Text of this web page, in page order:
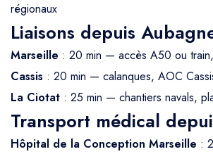
régionaux
Liaisons depuis
Marseille : 20 min — accès A50 ou
Cassis : 20 min — calanques, AOC
La Ciotat : 25 min — chantiers navals,
Transport médical
Hôpital de la Conception Marseille :